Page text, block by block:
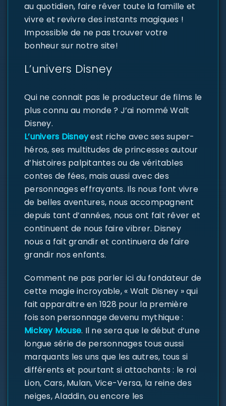
au quotidien, faire rêver toute la famille et
vivre et revivre des instants magiques !
Impossible de ne pas trouver votre
bonheur sur notre site!
L’univers Disney
Qui ne connait pas le producteur de films le
plus connu au monde ? J’ai nommé Walt
Disney.
L’univers Disneyest riche avec ses super-
héros, ses multitudes de princesses autour
d’histoires palpitantes ou de véritables
contes de fées, mais aussi avec des
personnages effrayants. Ils nous font vivre
de belles aventures, nous accompagnent
depuis tant d’années, nous ont fait rêver et
continuent de nous faire vibrer. Disney
nous a fait grandir et continuera de faire
grandir nos enfants.
Comment ne pas parler ici du fondateur de
cette magie incroyable, « Walt Disney » qui
fait apparaitre en 1928 pour la première
fois son personnage devenu mythique :
Mickey Mouse. Il ne sera que le début d’une
longue série de personnages tous aussi
marquants les uns que les autres, tous si
différents et pourtant si attachants : le roi
Lion, Cars, Mulan, Vice-Versa, la reine des
neiges, Aladdin, ou encore les